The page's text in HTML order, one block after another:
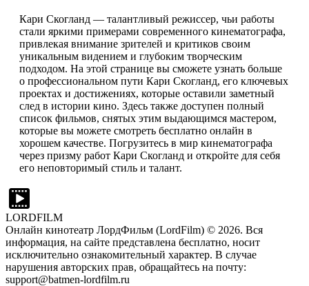
Кари Скогланд — талантливый режиссер, чьи работы
стали яркими примерами современного кинематографа,
привлекая внимание зрителей и критиков своим
уникальным видением и глубоким творческим
подходом. На этой странице вы сможете узнать больше
о профессиональном пути Кари Скогланд, его ключевых
проектах и достижениях, которые оставили заметный
след в истории кино. Здесь также доступен полный
список фильмов, снятых этим выдающимся мастером,
которые вы можете смотреть бесплатно онлайн в
хорошем качестве. Погрузитесь в мир кинематографа
через призму работ Кари Скогланд и откройте для себя
его неповторимый стиль и талант.
LORDFILM
Онлайн кинотеатр ЛордФильм (LordFilm) © 2026. Вся
информация, на сайте представлена бесплатно, носит
исключительно ознакомительный характер. В случае
нарушения авторских прав, обращайтесь на почту:
support@batmen-lordfilm.ru